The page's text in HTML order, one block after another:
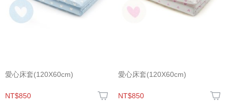
愛心床套(120X60cm)
NT$850
愛心床套(120X60cm)
NT$850